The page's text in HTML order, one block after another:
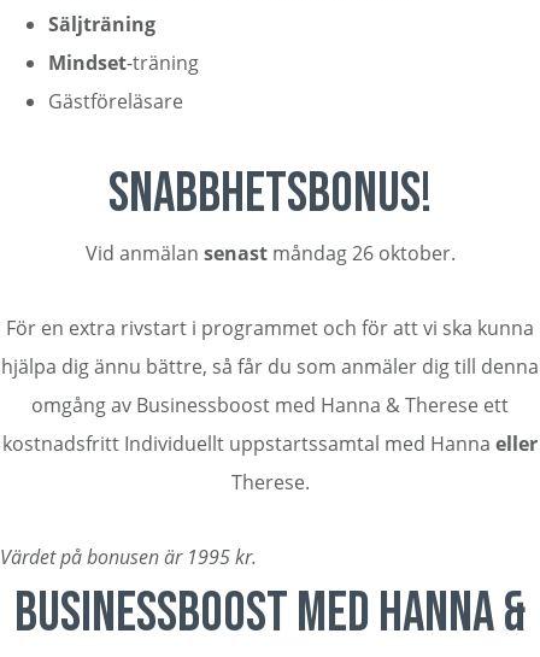
Säljträning
Mindset-träning
Gästföreläsare
Snabbhetsbonus!
Vid anmälan senastmåndag 26 oktober.
För en extra rivstart i programmet och för att vi ska kunna
hjälpa dig ännu bättre, så får du som anmäler dig till denna
omgång av Businessboost med Hanna & Therese ett
kostnadsfritt Individuellt uppstartssamtal med Hanna eller
Therese.
Värdet på bonusen är 1995 kr.
BUSINESSBOOST MED HANNA &